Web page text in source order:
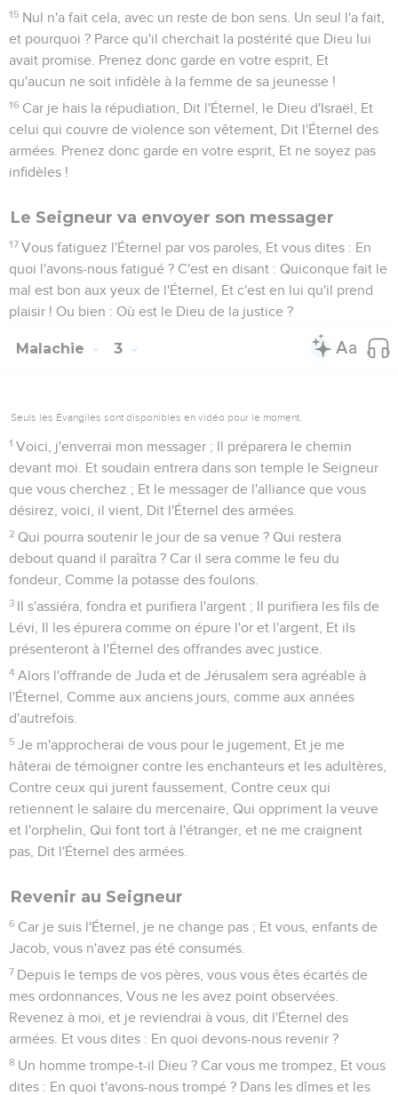
15 Nul n'a fait cela, avec un reste de bon sens. Un seul l'a fait,
et pourquoi ? Parce qu'il cherchait la postérité que Dieu lui
avait promise. Prenez donc garde en votre esprit, Et
qu'aucun ne soit infidèle à la femme de sa jeunesse !
16 Car je hais la répudiation, Dit l'Éternel, le Dieu d'Israël, Et
celui qui couvre de violence son vêtement, Dit l'Éternel des
armées. Prenez donc garde en votre esprit, Et ne soyez pas
infidèles !
Le Seigneur va envoyer son messager
17 Vous fatiguez l'Éternel par vos paroles, Et vous dites : En
quoi l'avons-nous fatigué ? C'est en disant : Quiconque fait le
mal est bon aux yeux de l'Éternel, Et c'est en lui qu'il prend
plaisir ! Ou bien : Où est le Dieu de la justice ?
Malachie 3
Seuls les Évangiles sont disponibles en vidéo pour le moment.
1 Voici, j'enverrai mon messager ; Il préparera le chemin
devant moi. Et soudain entrera dans son temple le Seigneur
que vous cherchez ; Et le messager de l'alliance que vous
désirez, voici, il vient, Dit l'Éternel des armées.
2 Qui pourra soutenir le jour de sa venue ? Qui restera
debout quand il paraîtra ? Car il sera comme le feu du
fondeur, Comme la potasse des foulons.
3 Il s'assiéra, fondra et purifiera l'argent ; Il purifiera les fils de
Lévi, Il les épurera comme on épure l'or et l'argent, Et ils
présenteront à l'Éternel des offrandes avec justice.
4 Alors l'offrande de Juda et de Jérusalem sera agréable à
l'Éternel, Comme aux anciens jours, comme aux années
d'autrefois.
5 Je m'approcherai de vous pour le jugement, Et je me
hâterai de témoigner contre les enchanteurs et les adultères,
Contre ceux qui jurent faussement, Contre ceux qui
retiennent le salaire du mercenaire, Qui oppriment la veuve
et l'orphelin, Qui font tort à l'étranger, et ne me craignent
pas, Dit l'Éternel des armées.
Revenir au Seigneur
6 Car je suis l'Éternel, je ne change pas ; Et vous, enfants de
Jacob, vous n'avez pas été consumés.
7 Depuis le temps de vos pères, vous vous êtes écartés de
mes ordonnances, Vous ne les avez point observées.
Revenez à moi, et je reviendrai à vous, dit l'Éternel des
armées. Et vous dites : En quoi devons-nous revenir ?
8 Un homme trompe-t-il Dieu ? Car vous me trompez, Et vous
dites : En quoi t'avons-nous trompé ? Dans les dîmes et les